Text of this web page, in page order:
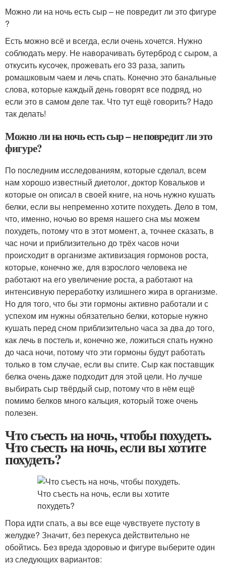
Можно ли на ночь есть сыр – не повредит ли это фигуре
?
Есть можно всё и всегда, если очень хочется. Нужно
соблюдать меру. Не наворачивать бутерброд с сыром, а
откусить кусочек, прожевать его 33 раза, запить
ромашковым чаем и лечь спать. Конечно это банальные
слова, которые каждый день говорят все подряд, но
если это в самом деле так. Что тут ещё говорить? Надо
так делать!
Можно ли на ночь есть сыр – не повредит ли это
фигуре?
По последним исследованиям, которые сделал, всем
нам хорошо известный диетолог, доктор Ковальков и
которые он описал в своей книге, на ночь нужно кушать
белки, если вы непременно хотите похудеть. Дело в том,
что, именно, ночью во время нашего сна мы можем
похудеть, потому что в этот момент, а, точнее сказать, в
час ночи и приблизительно до трёх часов ночи
происходит в организме активизация гормонов роста,
которые, конечно же, для взрослого человека не
работают на его увеличение роста, а работают на
интенсивную переработку излишнего жира в организме.
Но для того, что бы эти гормоны активно работали и с
успехом им нужны обязательно белки, которые нужно
кушать перед сном приблизительно часа за два до того,
как лечь в постель и, конечно же, ложиться спать нужно
до часа ночи, потому что эти гормоны будут работать
только в том случае, если вы спите. Сыр как поставщик
белка очень даже подходит для этой цели. Но лучше
выбирать сыр твёрдый сыр, потому что в нём ещё
помимо белков много кальция, который тоже очень
полезен.
Что съесть на ночь, чтобы похудеть.
Что съесть на ночь, если вы хотите
похудеть?
Пора идти спать, а вы все еще чувствуете пустоту в
желудке? Значит, без перекуса действительно не
обойтись. Без вреда здоровью и фигуре выберите один
из следующих вариантов: